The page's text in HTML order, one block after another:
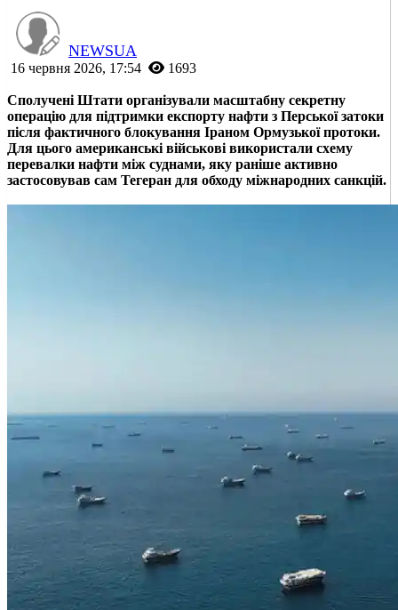
NEWSUA
16 червня 2026, 17:54 1693
Сполучені Штати організували масштабну секретну
операцію для підтримки експорту нафти з Перської затоки
після фактичного блокування Іраном Ормузької протоки.
Для цього американські військові використали схему
перевалки нафти між суднами, яку раніше активно
застосовував сам Тегеран для обходу міжнародних санкцій.